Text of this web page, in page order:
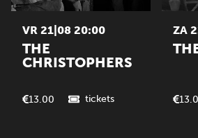
VR 21|08 20:00
THE
CHRISTOPHERS
13.00 tickets
ZA